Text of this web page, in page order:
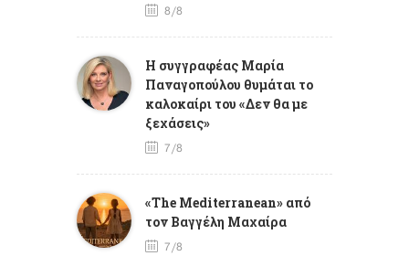
8/8
Η συγγραφέας Μαρία
Παναγοπούλου θυμάται το
καλοκαίρι του «Δεν θα με
ξεχάσεις»
7/8
«The Mediterranean» από
τον Βαγγέλη Μαχαίρα
7/8